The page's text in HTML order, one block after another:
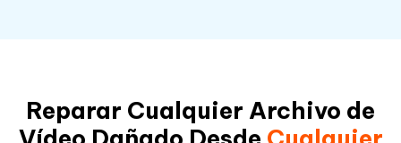
Reparar Cualquier Archivo de